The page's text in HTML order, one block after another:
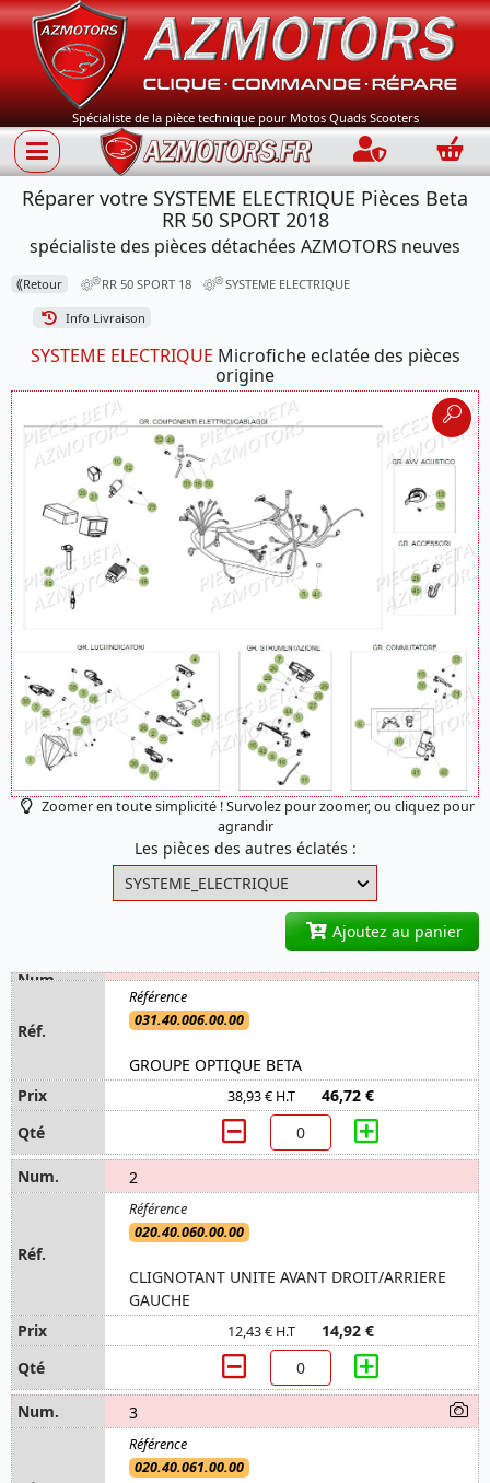
Spécialiste de la pièce technique pour Motos Quads Scooters
Connection
Réparer votre SYSTEME ELECTRIQUE Pièces Beta
RR 50 SPORT 2018
spécialiste des pièces détachées AZMOTORS neuves
⟪Retour RR 50 SPORT 18 SYSTEME ELECTRIQUE
Info Livraison
SYSTEME ELECTRIQUE Microfiche eclatée des pièces
origine
Zoomer en toute simplicité ! Survolez pour zoomer, ou cliquez pour
agrandir
Les pièces des autres éclatés :
Ajoutez au panier
031.40.006.00.00
GROUPE OPTIQUE BETA
38,93 € H.T 46,72 €
2
020.40.060.00.00
CLIGNOTANT UNITE AVANT DROIT/ARRIERE
GAUCHE
12,43 € H.T 14,92 €
3
020.40.061.00.00